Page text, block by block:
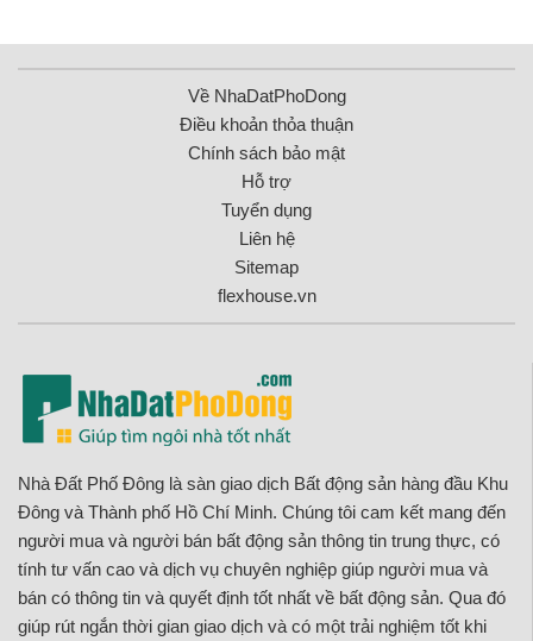
Về NhaDatPhoDong
Điều khoản thỏa thuận
Chính sách bảo mật
Hỗ trợ
Tuyển dụng
Liên hệ
Sitemap
flexhouse.vn
Nhà Đất Phố Đông là sàn giao dịch Bất động sản hàng đầu Khu
Đông và Thành phố Hồ Chí Minh. Chúng tôi cam kết mang đến
người mua và người bán bất động sản thông tin trung thực, có
tính tư vấn cao và dịch vụ chuyên nghiệp giúp người mua và
bán có thông tin và quyết định tốt nhất về bất động sản. Qua đó
giúp rút ngắn thời gian giao dịch và có một trải nghiệm tốt khi